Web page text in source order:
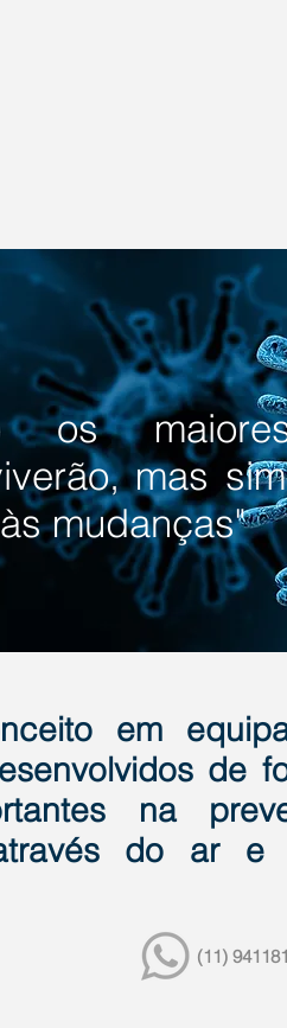
os
mas
mudanças"
em
de
na
do ar e
(11)